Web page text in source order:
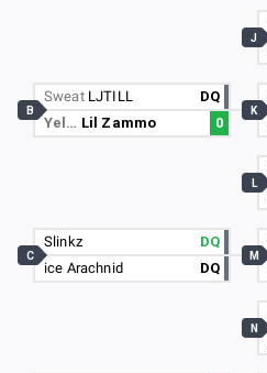
Sweat LJTILL
DQ
Yel… Lil Zammo 0
B
Slinkz
DQ
ice Arachnid
DQ
C
J
K
L
M
N